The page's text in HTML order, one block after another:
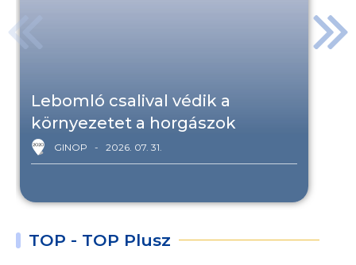
Lebomló csalival védik a
környezetet a horgászok
GINOP 2026. 07. 31.
TOP - TOP Plusz